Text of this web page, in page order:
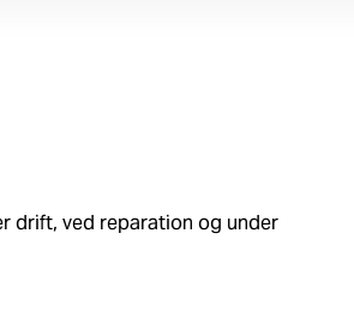
drift, ved reparation og under